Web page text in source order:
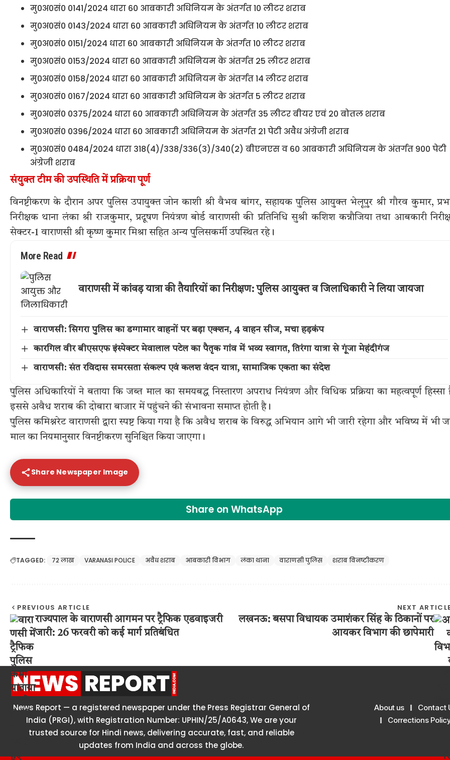
मु0अ0सं0 0141/2024 धारा 60 आबकारी अधिनियम के अंतर्गत 10 लीटर शराब
मु0अ0सं0 0143/2024 धारा 60 आबकारी अधिनियम के अंतर्गत 10 लीटर शराब
मु0अ0सं0 0151/2024 धारा 60 आबकारी अधिनियम के अंतर्गत 10 लीटर शराब
मु0अ0सं0 0153/2024 धारा 60 आबकारी अधिनियम के अंतर्गत 25 लीटर शराब
मु0अ0सं0 0158/2024 धारा 60 आबकारी अधिनियम के अंतर्गत 14 लीटर शराब
मु0अ0सं0 0167/2024 धारा 60 आबकारी अधिनियम के अंतर्गत 5 लीटर शराब
मु0अ0सं0 0375/2024 धारा 60 आबकारी अधिनियम के अंतर्गत 35 लीटर बीयर एवं 20 बोतल शराब
मु0अ0सं0 0396/2024 धारा 60 आबकारी अधिनियम के अंतर्गत 21 पेटी अवैध अंग्रेजी शराब
मु0अ0सं0 0484/2024 धारा 318(4)/338/336(3)/340(2) बीएनएस व 60 आबकारी अधिनियम के अंतर्गत 900 पेटी
अंग्रेजी शराब
संयुक्त टीम की उपस्थिति में प्रक्रिया पूर्ण
विनष्टीकरण के दौरान अपर पुलिस उपायुक्त जोन काशी श्री वैभव बांगर, सहायक पुलिस आयुक्त भेलूपुर श्री गौरव कुमार,
निरीक्षक थाना लंका श्री राजकुमार, प्रदूषण नियंत्रण बोर्ड वाराणसी की प्रतिनिधि सुश्री कशिश कन्नौजिया तथा आबकारी
सेक्टर-1 वाराणसी श्री कृष्ण कुमार मिश्रा सहित अन्य पुलिसकर्मी उपस्थित रहे।
More Read
वाराणसी में कांवड़ यात्रा की तैयारियों का निरीक्षण: पुलिस आयुक्त व जिलाधिकारी ने लिया जायजा
वाराणसी: सिगरा पुलिस का डग्गामार वाहनों पर बड़ा एक्शन, 4 वाहन सीज, मचा हड़कंप
कारगिल वीर बीएसएफ इंस्पेक्टर मेवालाल पटेल का पैतृक गांव में भव्य स्वागत, तिरंगा यात्रा से गूंजा मेहंदीगंज
वाराणसी: संत रविदास समरसता संकल्प एवं कलश वंदन यात्रा, सामाजिक एकता का संदेश
पुलिस अधिकारियों ने बताया कि जब्त माल का समयबद्ध निस्तारण अपराध नियंत्रण और विधिक प्रक्रिया का महत्वपूर्ण हिस्सा
इससे अवैध शराब की दोबारा बाजार में पहुंचने की संभावना समाप्त होती है।
पुलिस कमिश्नरेट वाराणसी द्वारा स्पष्ट किया गया है कि अवैध शराब के विरुद्ध अभियान आगे भी जारी रहेगा और भविष्य में भी
माल का नियमानुसार विनष्टीकरण सुनिश्चित किया जाएगा।
Share Newspaper Image
Share on WhatsApp
TAGGED: 72 लाख VARANASI POLICE अवैध शराब आबकारी विभाग लंका थाना वाराणसी पुलिस शराब विनष्टीकरण
PREVIOUS ARTICLE
राज्यपाल के वाराणसी आगमन पर ट्रैफिक एडवाइजरी
जारी: 26 फरवरी को कई मार्ग प्रतिबंधित
NEXT
लखनऊ: बसपा विधायक उमाशंकर सिंह के ठिकानों पर
आयकर विभाग की छापेमारी
News Report — a registered newspaper under the Press Registrar General of
India (PRGI), with Registration Number: UPHIN/25/A0643, We are your
trusted source for Hindi news, delivering accurate, fast, and reliable
updates from India and across the globe.
About us Contact
Corrections